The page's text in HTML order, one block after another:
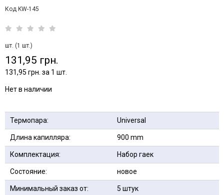
Код KW-145
шт. (1 шт.)
131,95 грн.
131,95 грн. за 1 шт.
Нет в наличии
Термопара: Universal
Длина капилляра: 900 mm
Комплектация: Набор гаек
Состояние: новое
Минимальный заказ от: 5 штук